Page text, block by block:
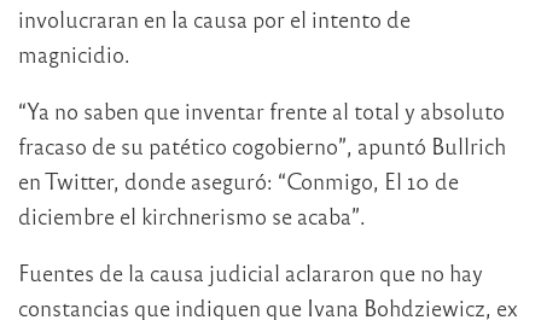
involucraran en la causa por el intento de
magnicidio.
“Ya no saben que inventar frente al total y absoluto
fracaso de su patético cogobierno”, apuntó Bullrich
en Twitter, donde aseguró: “Conmigo, El 10 de
diciembre el kirchnerismo se acaba”.
Fuentes de la causa judicial aclararon que no hay
constancias que indiquen que Ivana Bohdziewicz, ex